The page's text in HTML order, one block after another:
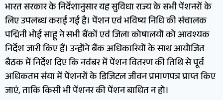
भारत सरकार के निर्देशानुसार यह सुविधा राज्य के सभी पेंशनरों के
लिए उपलब्ध कराई गई है। पेंशन एवं भविष्य निधि की संचालक
पद्मिनी भोई साहू ने सभी बैंकों एवं जिला कोषालयों को आवश्यक
निर्देश जारी किए हैं। उन्होंने बैंक अधिकारियों के साथ आयोजित
बैठक में निर्देश दिए कि नवंबर में पेंशन वितरण की तिथि से पूर्व
अधिकतम संया में पेंशनरों के डिजिटल जीवन प्रमाणपत्र प्राप्त किए
जाएं, ताकि किसी भी पेंशनर की पेंशन बाधित न हो।